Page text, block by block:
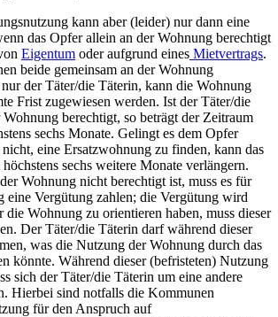
kann aber (leider) nur dann eine
das Opfer allein an der Wohnung berechtigt
Eigentum oder aufgrund eines Mietvertrags.
beide gemeinsam an der Wohnung
der Täter/die Täterin, kann die Wohnung
Frist zugewiesen werden. Ist der Täter/die
berechtigt, so beträgt der Zeitraum
sechs Monate. Gelingt es dem Opfer
eine Ersatzwohnung zu finden, kann das
sechs weitere Monate verlängern.
Wohnung nicht berechtigt ist, muss es für
eine Vergütung zahlen; die Vergütung wird
die Wohnung zu orientieren haben, muss dieser
Der Täter/die Täterin darf während dieser
was die Nutzung der Wohnung durch das
könnte. Während dieser (befristeten) Nutzung
sich der Täter/die Täterin um eine andere
Hierbei sind notfalls die Kommunen
für den Anspruch auf